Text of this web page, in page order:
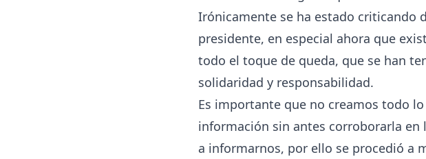
Irónicamente se ha estado criticando
presidente, en especial ahora que
todo el toque de queda, que se han
solidaridad y responsabilidad.
Es importante que no creamos todo
información sin antes corroborarla
a informarnos, por ello se procedió a